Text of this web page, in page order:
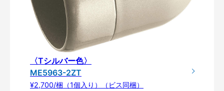
〈Tシルバー色〉
ME5963-2ZT
¥2,700/梱（1個入り）（ビス同梱）